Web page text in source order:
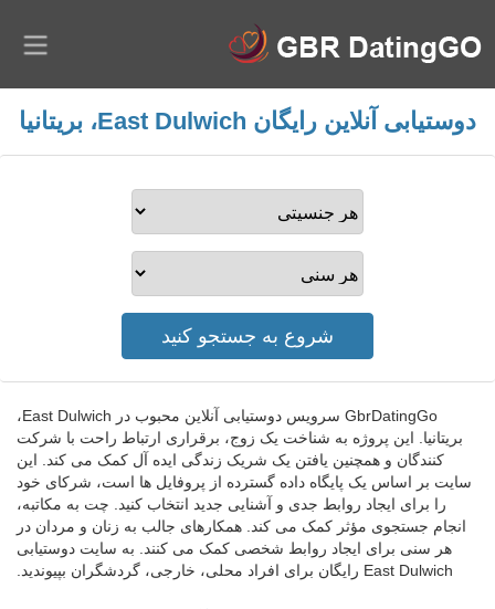
دوستیابی آنلاین رایگان East Dulwich، بریتانیا
GbrDatingGo سرویس دوستیابی آنلاین محبوب در East Dulwich،
بریتانیا. این پروژه به شناخت یک زوج، برقراری ارتباط راحت با شرکت
کنندگان و همچنین یافتن یک شریک زندگی ایده آل کمک می کند. این
سایت بر اساس یک پایگاه داده گسترده از پروفایل ها است، شرکای خود
را برای ایجاد روابط جدی و آشنایی جدید انتخاب کنید. چت به مکاتبه،
انجام جستجوی مؤثر کمک می کند. همکارهای جالب به زنان و مردان در
هر سنی برای ایجاد روابط شخصی کمک می کنند. به سایت دوستیابی
East Dulwich رایگان برای افراد محلی، خارجی، گردشگران بپیوندید.